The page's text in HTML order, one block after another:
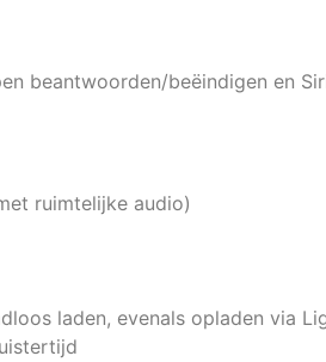
beantwoorden/beëindigen en
ruimtelijke audio)
laden, evenals opladen via